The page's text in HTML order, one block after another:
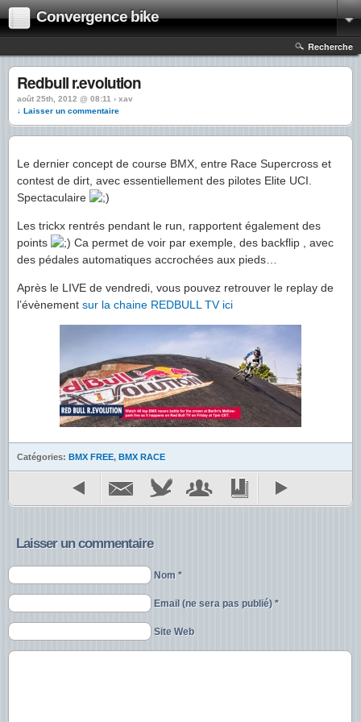
Convergence bike
Recherche
Redbull r.evolution
août 25th, 2012 @ 08:11 › xav
↓ Laisser un commentaire
Le dernier concept de course BMX, entre Race Supercross et
contest de dirt, avec essentiellement des pilotes Elite UCI.
Spectaculaire
Les trickx rentrés pendant le run, rapportent également des
points
Ca permet de voir par exemple, des backflip , avec
des pédales automatiques accrochées aux pieds…
Après le LIVE de vendredi, vous pouvez retrouver le replay de
l’évènement sur la chaine REDBULL TV ici
Catégories: BMX FREE, BMX RACE
Laisser un commentaire
Nom *
Email (ne sera pas publié) *
Site Web